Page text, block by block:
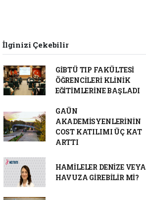
İlginizi Çekebilir
GİBTÜ TIP FAKÜLTESİ
ÖĞRENCİLERİ KLİNİK
EĞİTİMLERİNE BAŞLADI
GAÜN
AKADEMİSYENLERİNİN
COST KATILIMI ÜÇ KAT
ARTTI
HAMİLELER DENİZE VEYA
HAVUZA GİREBİLİR Mİ?